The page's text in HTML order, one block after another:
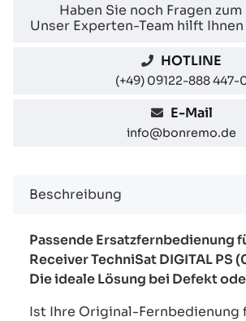
Haben Sie noch Fragen
Unser Experten-Team hilft
HOTLINE
(+49) 09122-888 447-
E-Mail
info@bonremo.de
Beschreibung
Passende Ersatzfernbedienung
Receiver TechniSat DIGITAL PS
Die ideale Lösung bei Defekt
Ist Ihre Original-Fernbedienung